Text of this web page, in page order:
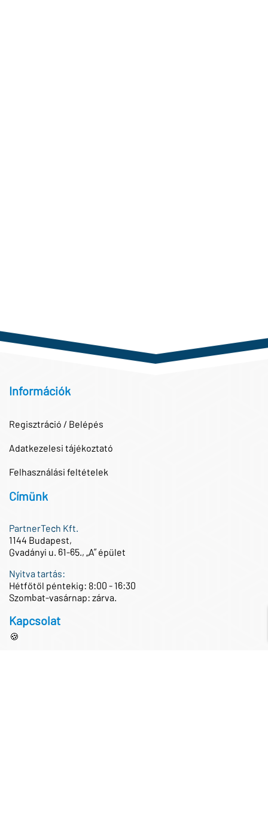
Információk
Regisztráció / Belépés
Adatkezelesi tájékoztató
Felhasználási feltételek
Címünk
PartnerTech Kft.
1144 Budapest,
Gvadányi u. 61-65., „A” épület
Nyitva tartás:
Hétfőtől péntekig: 8:00 - 16:30
Szombat-vasárnap: zárva.
Kapcsolat
🍪